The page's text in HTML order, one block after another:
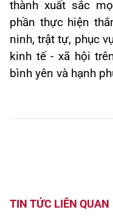
thành xuất sắc
phần thực hiện
ninh, trật tự, phục
kinh tế - xã hội
bình yên và hạnh
TIN TỨC LIÊN QUAN